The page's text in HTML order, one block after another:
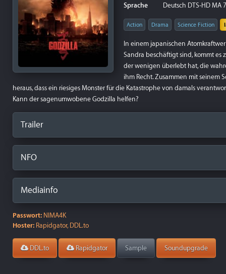
Sprache
Deutsch DTS-HD MA
Action Drama Science Fiction
In einem japanischen
Sandra beschäftigt sind, kommt es
der wenigen überlebt hat, die
ihm Recht. Zusammen mit seinem
heraus, dass ein riesiges Monster für die Katastrophe von damals
Kann der sagenumwobene Godzilla helfen?
Trailer
NFO
Mediainfo
Passwort: NIMA4K
Hoster: Rapidgator, DDL.to
DDL.to Rapidgator Sample Soundupgrade